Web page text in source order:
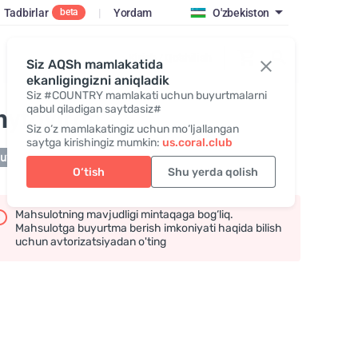
Siz AQSh mamlakatida
ekanligingizni aniqladik
Siz #COUNTRY mamlakati uchun buyurtmalarni
qabul qiladigan saytdasiz#
Siz o‘z mamlakatingiz uchun mo‘ljallangan
saytga kirishingiz mumkin: us.coral.club
O‘tish Shu yerda qolish
Tadbirlar beta | Yordam O'zbekiston
Kirish / Qo‘shilish
mavjud emas
Mahsulotning mavjudligi mintaqaga bog‘liq.
Mahsulotga buyurtma berish imkoniyati haqida bilish
uchun avtorizatsiyadan o'ting